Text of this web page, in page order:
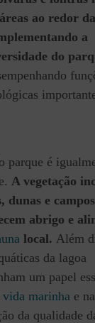
ao redor
a
do
parque é
A vegetação
dunas e
abrigo e
local. Além
da lagoa
um papel
vida marinha e na
da qualidade